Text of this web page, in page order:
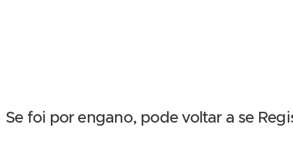
Se foi por engano, pode voltar a se